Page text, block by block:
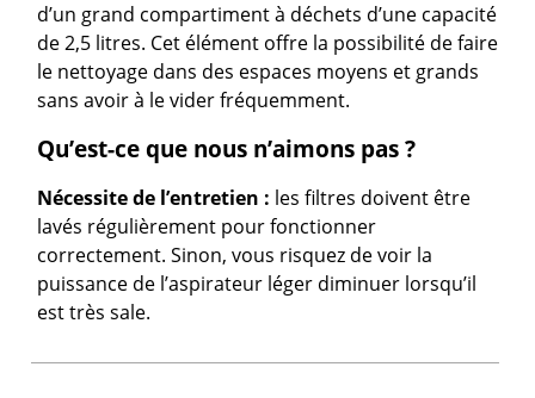
d’un grand compartiment à déchets d’une capacité
de 2,5 litres. Cet élément offre la possibilité de faire
le nettoyage dans des espaces moyens et grands
sans avoir à le vider fréquemment.
Qu’est-ce que nous n’aimons pas ?
Nécessite de l’entretien : les filtres doivent être
lavés régulièrement pour fonctionner
correctement. Sinon, vous risquez de voir la
puissance de l’aspirateur léger diminuer lorsqu’il
est très sale.